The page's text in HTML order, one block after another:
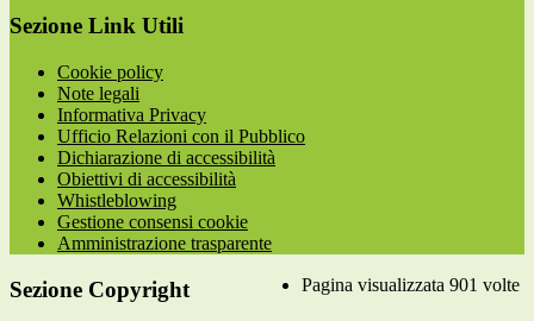
Sezione Link Utili
Cookie policy
Note legali
Informativa Privacy
Ufficio Relazioni con il Pubblico
Dichiarazione di accessibilità
Obiettivi di accessibilità
Whistleblowing
Gestione consensi cookie
Amministrazione trasparente
Pagina visualizzata901 volte
Sezione Copyright